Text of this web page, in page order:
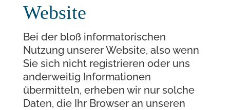
Website
Bei der bloß informatorischen
Nutzung unserer Website, also wenn
Sie sich nicht registrieren oder uns
anderweitig Informationen
übermitteln, erheben wir nur solche
Daten, die Ihr Browser an unseren